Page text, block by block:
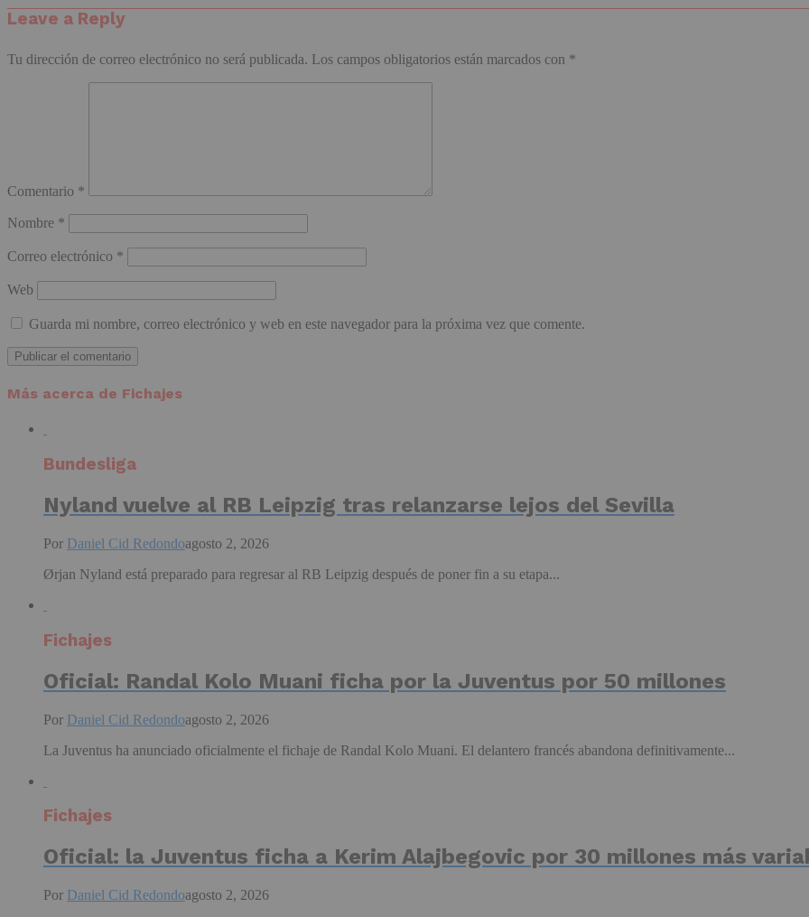
Leave a Reply
Tu dirección de correo electrónico no será publicada. Los campos obligatorios están marcados con *
Comentario *
Nombre *
Correo electrónico *
Web
Guarda mi nombre, correo electrónico y web en este navegador para la próxima vez que comente.
Más acerca de Fichajes
Bundesliga
Nyland vuelve al RB Leipzig tras relanzarse lejos del Sevilla
Por Daniel Cid Redondoagosto 2, 2026
Ørjan Nyland está preparado para regresar al RB Leipzig después de poner fin a su etapa...
Fichajes
Oficial: Randal Kolo Muani ficha por la Juventus por 50 millones
Por Daniel Cid Redondoagosto 2, 2026
La Juventus ha anunciado oficialmente el fichaje de Randal Kolo Muani. El delantero francés abandona definitivamente...
Fichajes
Oficial: la Juventus ficha a Kerim Alajbegovic por 30 millones más
Por Daniel Cid Redondoagosto 2, 2026